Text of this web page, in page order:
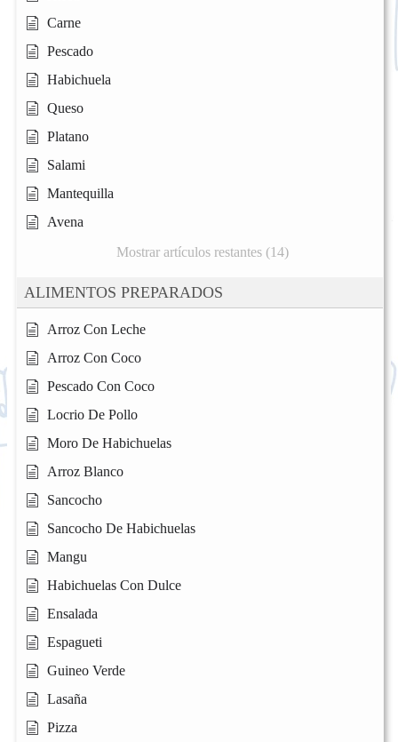
Carne
Pescado
Habichuela
Queso
Platano
Salami
Mantequilla
Avena
Mostrar artículos restantes (14)
ALIMENTOS PREPARADOS
Arroz Con Leche
Arroz Con Coco
Pescado Con Coco
Locrio De Pollo
Moro De Habichuelas
Arroz Blanco
Sancocho
Sancocho De Habichuelas
Mangu
Habichuelas Con Dulce
Ensalada
Espagueti
Guineo Verde
Lasaña
Pizza